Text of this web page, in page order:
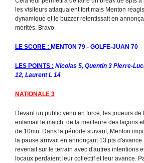
les visiteurs attaquaient fort mais Menton
dynamique et le buzzer retentissait en
mérités. Bravo.
LE SCORE : MENTON 79 - GOLFE-JUAN 70
LES POINTS : Nicolas 5, Quentin 3 Pierre-
12, Laurent L 14
NATIONALE 3
Devant un public venu en force, les joueurs
entamait le match de la meilleure des façons
de 10mn. Dans la période suivant, Menton
la pause arrivait en annonçant 13 pts
revenait sur le terrain avec d'autres intentions
locaux perdaient leur collectif et leur avance.